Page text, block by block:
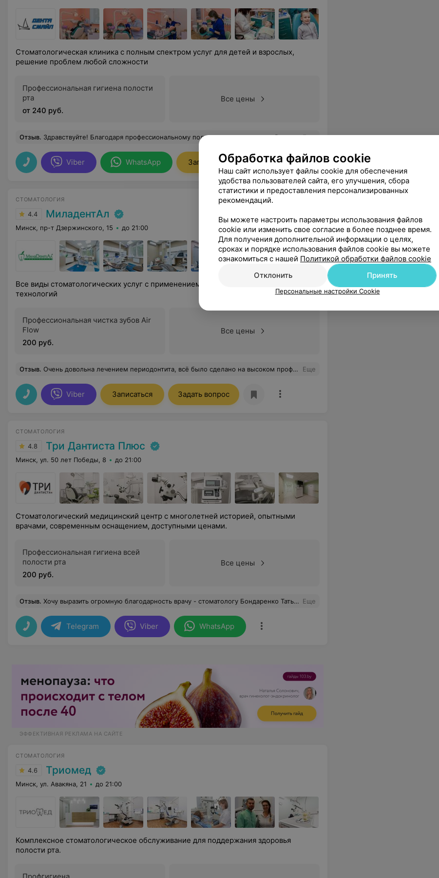
Стоматологическая клиника с полным спектром услуг для детей и взрослых,
решение проблем любой сложности
Профессиональная гигиена полости
рта
от 240 руб.
Все цены
Отзыв. Здравствуйте! Благодаря профессиональному подходу администратора Радюк Татьяны Александровны возникло желание познакомится с уютной обстановкой стоматологии "Дента Смайл",а в частности с замечательным человеком, доктором Цырусь Алексеем Михайловичем. Алексей Михайлович в кротчайшие сроки и адекватную цену усовершенствовал мой бюгель (не первой свежести),который был изготовлен в другом месте. Работа выполнена на высоком уровне. Благодарю!!! Еще
Viber WhatsApp Записаться
СТОМАТОЛОГИЯ
4.4 МиладентАл
Минск, пр-т Дзержинского, 15 до 21:00
Все виды стоматологических услуг с применением современных материалов и
технологий
Профессиональная чистка зубов Air
Flow
200 руб.
Все цены
Отзыв. Очень довольна лечением периодонтита, всё было сделано на высоком профессиональном уровне врачом Селезнёвой Александрой Сергеевной. Сразу видно работу прекрасного специалиста. Спасибо. Еще
Viber Записаться Задать вопрос
СТОМАТОЛОГИЯ
4.8 Три Дантиста Плюс
Минск, ул. 50 лет Победы, 8 до 21:00
Стоматологический медицинский центр с многолетней историей, опытными
врачами, современным оснащением, доступными ценами.
Профессиональная гигиена всей
полости рта
200 руб.
Все цены
Отзыв. Хочу выразить огромную благодарность врачу - стоматологу Бондаренко Татьяне Игоревне и её Ассистенту за профессионализм и золотые ручки! Работают быстро, чётко, аккуратно, я осталась в полном восторге от посещения стоматологической клиники 3 Дантиста! Еще
Telegram Viber WhatsApp
ЭФФЕКТИВНАЯ РЕКЛАМА НА САЙТЕ
СТОМАТОЛОГИЯ
4.6 Триомед
Минск, ул. Авакяна, 21 до 21:00
Комплексное стоматологическое обслуживание для поддержания здоровья
полости рта.
Обработка файлов cookie
Наш сайт использует файлы cookie для обеспечения
удобства пользователей сайта, его улучшения, сбора
статистики и предоставления персонализированных
рекомендаций.
Вы можете настроить параметры использования файлов
cookie или изменить свое согласие в более позднее время.
Для получения дополнительной информации о целях,
сроках и порядке использования файлов cookie вы можете
ознакомиться с нашей Политикой обработки файлов cookie
Отклонить
Принять
Персональные настройки Cookie